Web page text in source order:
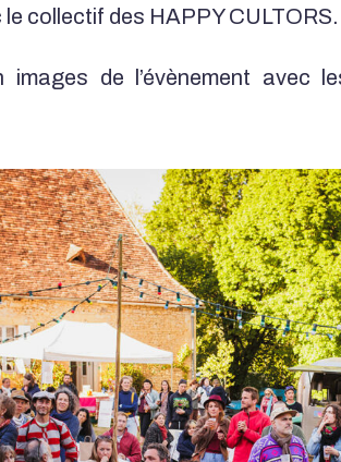
collectif des HAPPY CULTORS.
images de l’évènement avec